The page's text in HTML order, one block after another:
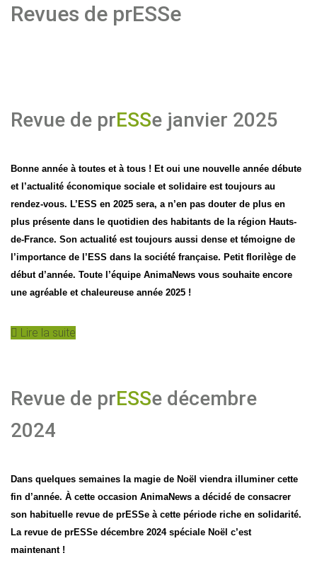
Revues de prESSe
Revue de prESSe janvier 2025
Bonne année à toutes et à tous ! Et oui une nouvelle année débute
et l’actualité économique sociale et solidaire est toujours au
rendez-vous. L’ESS en 2025 sera, a n’en pas douter de plus en
plus présente dans le quotidien des habitants de la région Hauts-
de-France. Son actualité est toujours aussi dense et témoigne de
l’importance de l’ESS dans la société française. Petit florilège de
début d’année. Toute l’équipe AnimaNews vous souhaite encore
une agréable et chaleureuse année 2025 !
Lire la suite
Revue de prESSe décembre
2024
Dans quelques semaines la magie de Noël viendra illuminer cette
fin d’année. À cette occasion AnimaNews a décidé de consacrer
son habituelle revue de prESSe à cette période riche en solidarité.
La revue de prESSe décembre 2024 spéciale Noël c’est
maintenant !